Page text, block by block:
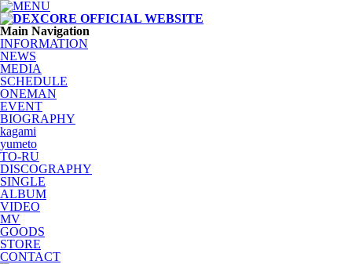
Main Navigation
INFORMATION
NEWS
MEDIA
SCHEDULE
ONEMAN
EVENT
BIOGRAPHY
kagami
yumeto
TO-RU
DISCOGRAPHY
SINGLE
ALBUM
VIDEO
MV
GOODS
STORE
CONTACT